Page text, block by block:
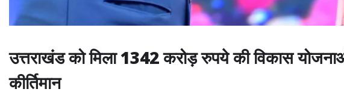
उत्तराखंड को मिला 1342 करोड़ रुपये की विकास
कीर्तिमान